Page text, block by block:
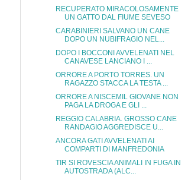
RECUPERATO MIRACOLOSAMENTE
UN GATTO DAL FIUME SEVESO
CARABINIERI SALVANO UN CANE
DOPO UN NUBIFRAGIO NEL...
DOPO I BOCCONI AVVELENATI NEL
CANAVESE LANCIANO I ...
ORRORE A PORTO TORRES. UN
RAGAZZO STACCA LA TESTA ...
ORRORE A NISCEMIL GIOVANE NON
PAGA LA DROGA E GLI ...
REGGIO CALABRIA. GROSSO CANE
RANDAGIO AGGREDISCE U...
ANCORA GATI AVVELENATI AI
COMPARTI DI MANFREDONIA
TIR SI ROVESCIA ANIMALI IN FUGA IN
AUTOSTRADA (ALC...